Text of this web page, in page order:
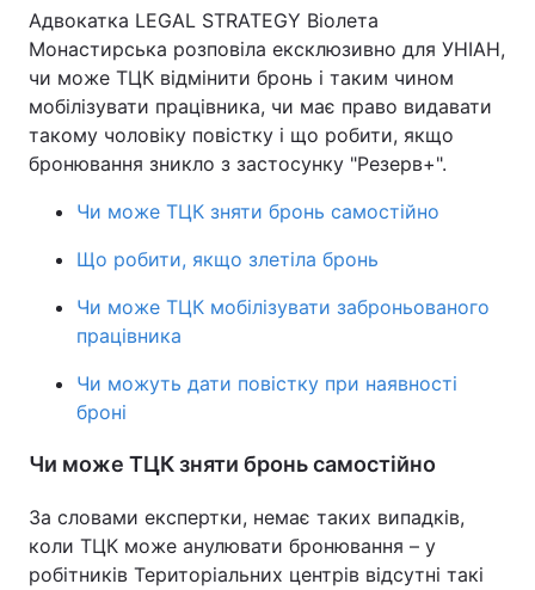
Адвокатка LEGAL STRATEGY Віолета
Монастирська розповіла ексклюзивно для УНІАН,
чи може ТЦК відмінити бронь і таким чином
мобілізувати працівника, чи має право видавати
такому чоловіку повістку і що робити, якщо
бронювання зникло з застосунку "Резерв+".
Чи може ТЦК зняти бронь самостійно
Що робити, якщо злетіла бронь
Чи може ТЦК мобілізувати заброньованого
працівника
Чи можуть дати повістку при наявності
броні
Чи може ТЦК зняти бронь самостійно
За словами експертки, немає таких випадків,
коли ТЦК може анулювати бронювання – у
робітників Територіальних центрів відсутні такі